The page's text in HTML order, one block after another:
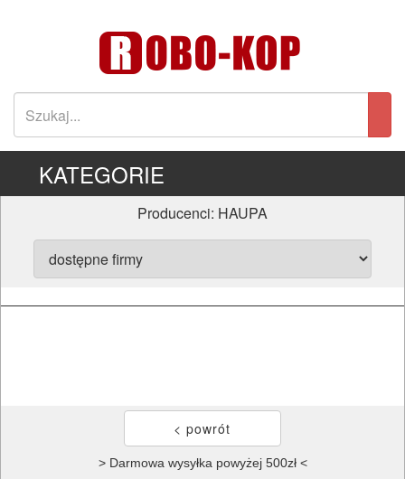
KATEGORIE
Producenci: HAUPA
> Darmowa wysyłka powyżej 500zł <